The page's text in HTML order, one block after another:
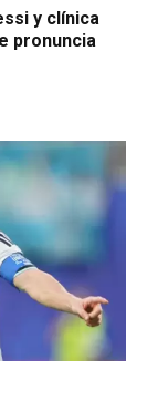
y clínica
pronuncia